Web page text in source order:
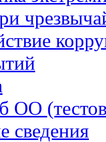
ОО
сведения